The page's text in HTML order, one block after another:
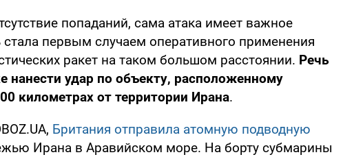
попаданий, сама атака имеет важное
стала первым случаем оперативного применения
ракет на таком большом расстоянии. Речь
нанести удар по объекту, расположенному
километрах от территории Ирана.
Британия отправила атомную подводную
Ирана в Аравийском море. На борту субмарины